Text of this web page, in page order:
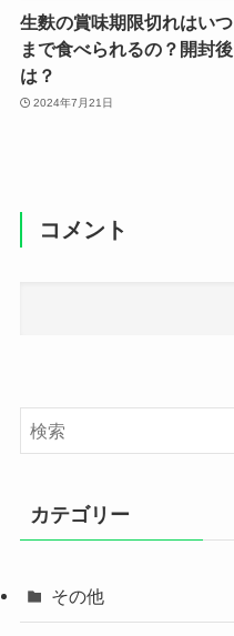
生麩の賞味期限切れはいつ
まで食べられるの？開封後
は？
2024年7月21日
コメント
カテゴリー
その他